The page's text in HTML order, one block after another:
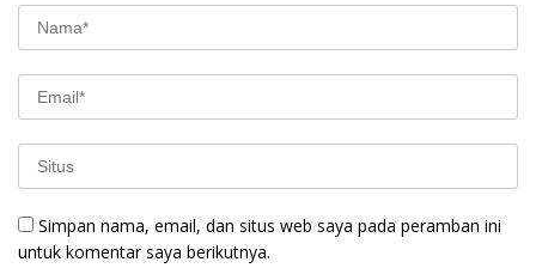
Simpan nama, email, dan situs web saya pada peramban ini
untuk komentar saya berikutnya.